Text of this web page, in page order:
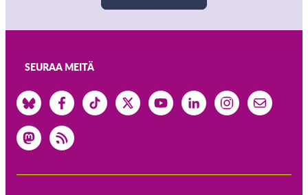
SEURAA MEITÄ